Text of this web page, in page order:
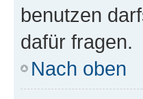
benutzen
dafür fragen.
Nach oben